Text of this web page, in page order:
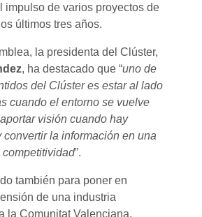
impulso de varios proyectos de
últimos tres años.
la presidenta del Clúster,
, ha destacado que “uno de
del Clúster es estar al lado
cuando el entorno se vuelve
visión cuando hay
convertir la información en una
competitividad”.
también para poner en
de una industria
la Comunitat Valenciana.